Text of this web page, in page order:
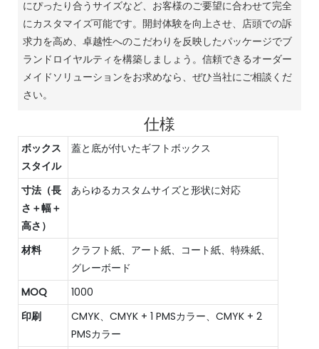
にぴったり合うサイズなど、お客様のご要望に合わせて完全
にカスタマイズ可能です。 開封体験を向上させ、店頭での訴
求力を高め、卓越性へのこだわりを反映したパッケージでブ
ランドロイヤルティを構築しましょう。 信頼できるオーダー
メイドソリューションをお求めなら、ぜひ当社にご相談くだ
さい。
仕様
ボックス
スタイル
蓋と底が付いたギフトボックス
寸法（長
さ＋幅＋
高さ）
あらゆるカスタムサイズと形状に対応
材料
クラフト紙、アート紙、コート紙、特殊紙、
グレーボード
MOQ
1000
印刷
CMYK、CMYK + 1 PMSカラー、CMYK + 2
PMSカラー